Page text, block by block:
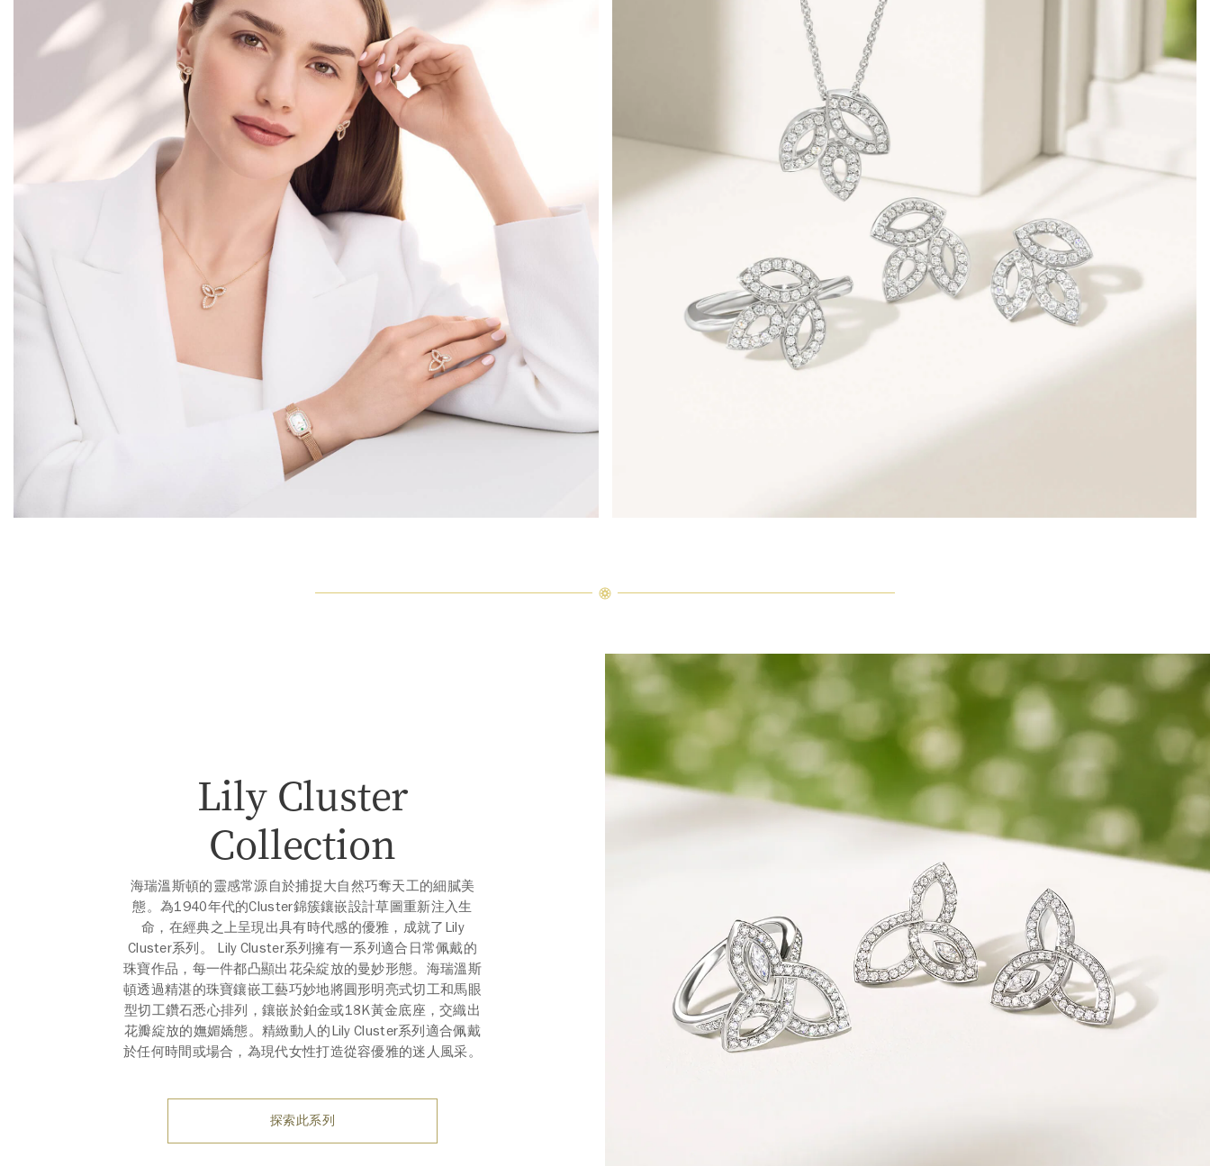
Lily Cluster
Collection
海瑞溫斯頓的靈感常源自於捕捉大自然巧奪天工的細膩美
態。為1940年代的Cluster錦簇鑲嵌設計草圖重新注入生
命，在經典之上呈現出具有時代感的優雅，成就了Lily
Cluster系列。 Lily Cluster系列擁有一系列適合日常佩戴的
珠寶作品，每一件都凸顯出花朵綻放的曼妙形態。海瑞溫斯
頓透過精湛的珠寶鑲嵌工藝巧妙地將圓形明亮式切工和馬眼
型切工鑽石悉心排列，鑲嵌於鉑金或18K黃金底座，交織出
花瓣綻放的嫵媚嬌態。精緻動人的Lily Cluster系列適合佩戴
於任何時間或場合，為現代女性打造從容優雅的迷人風采。
探索此系列